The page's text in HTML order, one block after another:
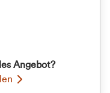
Angebot?